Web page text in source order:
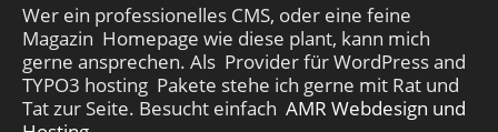
Wer ein professionelles CMS, oder eine feine
Magazin Homepage wie diese plant, kann mich
gerne ansprechen. Als Provider für WordPress and
TYPO3 hosting Pakete stehe ich gerne mit Rat und
Tat zur Seite. Besucht einfach AMR Webdesign und